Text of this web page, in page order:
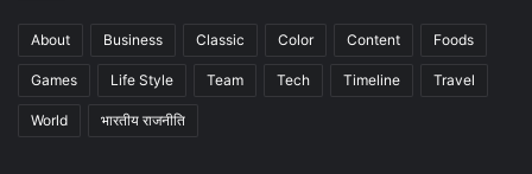
About Business Classic Color Content Foods
Games Life Style Team Tech Timeline Travel
World भारतीय राजनीति